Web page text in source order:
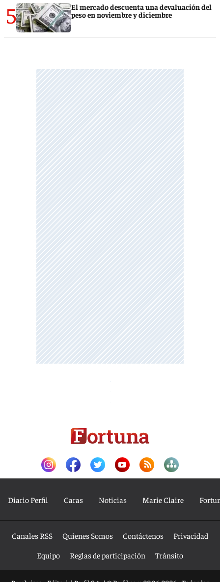
5
El mercado descuenta una devaluación del
peso en noviembre y diciembre
Diario Perfil Caras Noticias Marie Claire
Canales RSS Quienes Somos Contáctenos
Privacidad
Equipo
Reglas de participación Tránsito